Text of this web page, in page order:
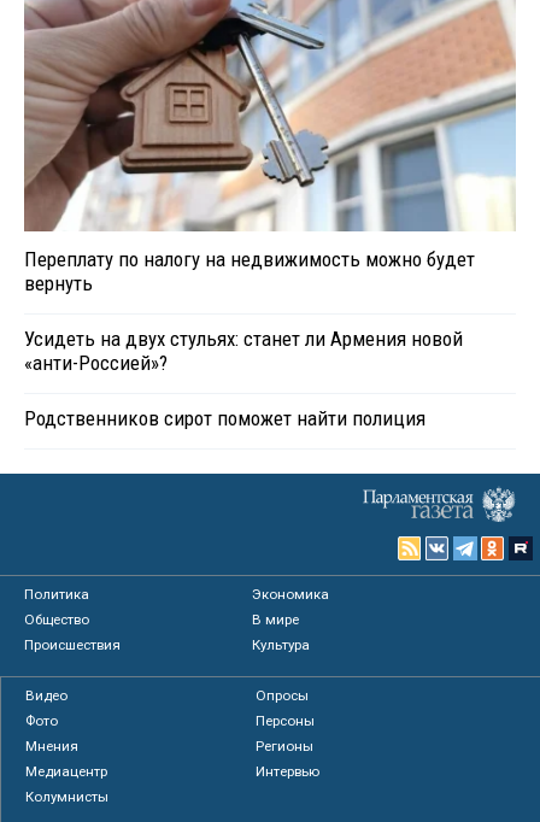
Переплату по налогу на недвижимость можно будет
вернуть
Усидеть на двух стульях: станет ли Армения новой
«анти-Россией»?
Родственников сирот поможет найти полиция
Политика
Экономика
Общество
В мире
Происшествия
Культура
Видео
Опросы
Фото
Персоны
Мнения
Регионы
Медиацентр
Интервью
Колумнисты